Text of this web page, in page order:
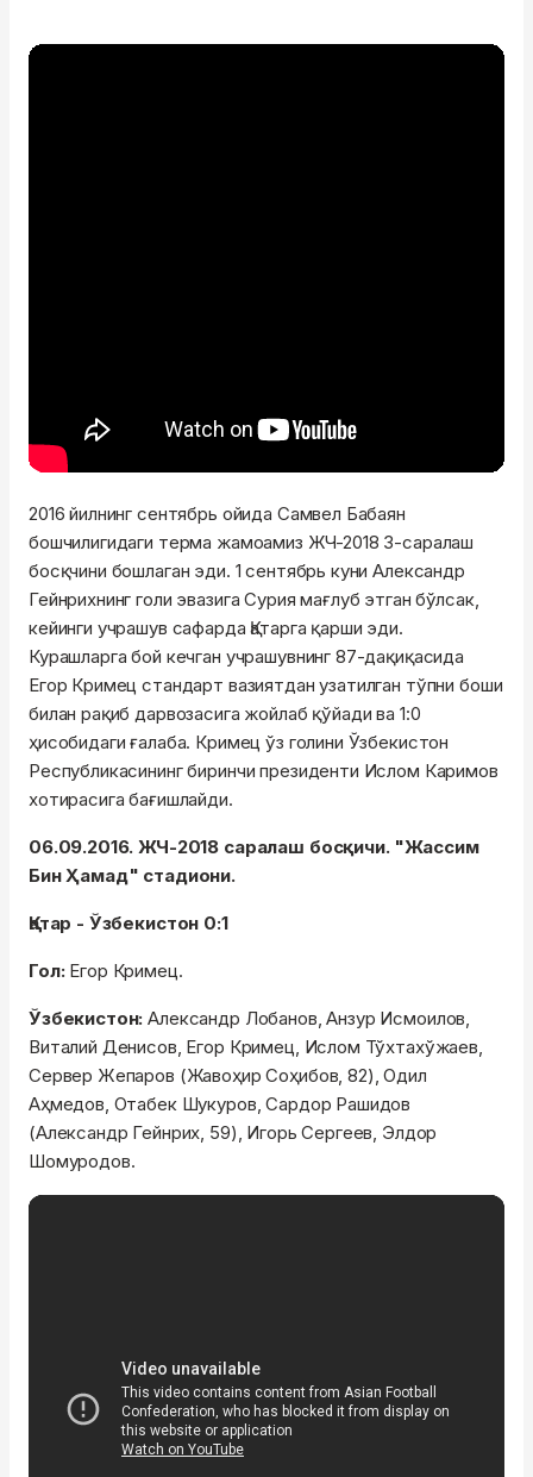
2016 йилнинг сентябрь ойида Самвел Бабаян
бошчилигидаги терма жамоамиз ЖЧ-2018 3-саралаш
босқчини бошлаган эди. 1 сентябрь куни Александр
Гейнрихнинг голи эвазига Сурия мағлуб этган бўлсак,
кейинги учрашув сафарда Қатарга қарши эди.
Курашларга бой кечган учрашувнинг 87-дақиқасида
Егор Кримец стандарт вазиятдан узатилган тўпни боши
билан рақиб дарвозасига жойлаб қўйади ва 1:0
ҳисобидаги ғалаба. Кримец ўз голини Ўзбекистон
Республикасининг биринчи президенти Ислом Каримов
хотирасига бағишлайди.
06.09.2016. ЖЧ-2018 саралаш босқичи. "Жассим
Бин Ҳамад" стадиони.
Қатар - Ўзбекистон 0:1
Гол: Егор Кримец.
Ўзбекистон: Александр Лобанов, Анзур Исмоилов,
Виталий Денисов, Егор Кримец, Ислом Тўхтахўжаев,
Сервер Жепаров (Жавоҳир Соҳибов, 82), Одил
Аҳмедов, Отабек Шукуров, Сардор Рашидов
(Александр Гейнрих, 59), Игорь Сергеев, Элдор
Шомуродов.